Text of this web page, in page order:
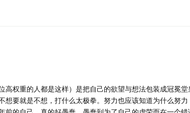
权重的人都是这样）是把自己的欲望与想法包装成冠冕堂
想要就是不想，打什么太极拳。努力也应该知道为什么努